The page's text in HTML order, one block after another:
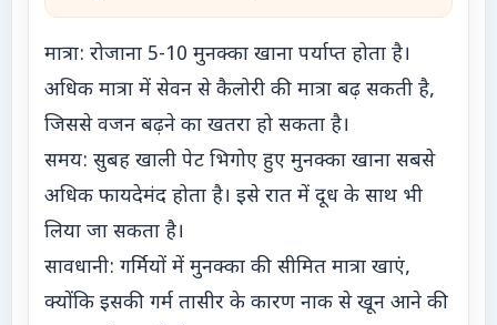
मात्रा: रोजाना 5-10 मुनक्का खाना पर्याप्त होता है।
अधिक मात्रा में सेवन से कैलोरी की मात्रा बढ़ सकती है,
जिससे वजन बढ़ने का खतरा हो सकता है।
समय: सुबह खाली पेट भिगोए हुए मुनक्का खाना सबसे
अधिक फायदेमंद होता है। इसे रात में दूध के साथ भी
लिया जा सकता है।
सावधानी: गर्मियों में मुनक्का की सीमित मात्रा खाएं,
क्योंकि इसकी गर्म तासीर के कारण नाक से खून आने की